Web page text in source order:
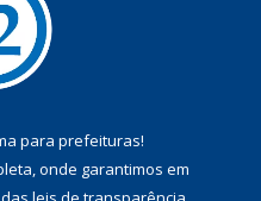
para prefeituras!
onde garantimos em